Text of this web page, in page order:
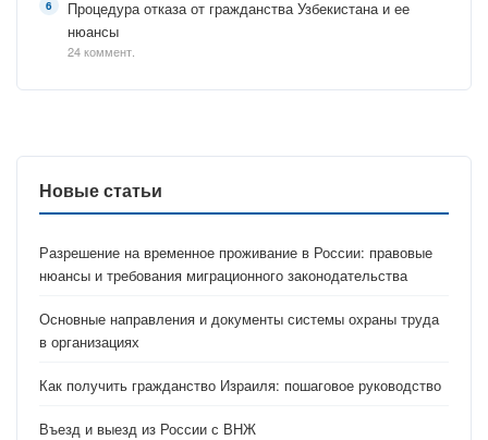
Процедура отказа от гражданства Узбекистана и ее
нюансы
24 коммент.
Новые статьи
Разрешение на временное проживание в России: правовые
нюансы и требования миграционного законодательства
Основные направления и документы системы охраны труда
в организациях
Как получить гражданство Израиля: пошаговое руководство
Въезд и выезд из России с ВНЖ